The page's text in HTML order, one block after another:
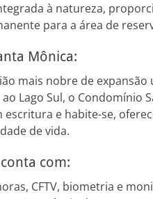
à natureza,
para a área de
Mônica:
mais nobre de
Lago Sul, o Condomínio
escritura e habite-se,
de vida.
com:
CFTV, biometria e